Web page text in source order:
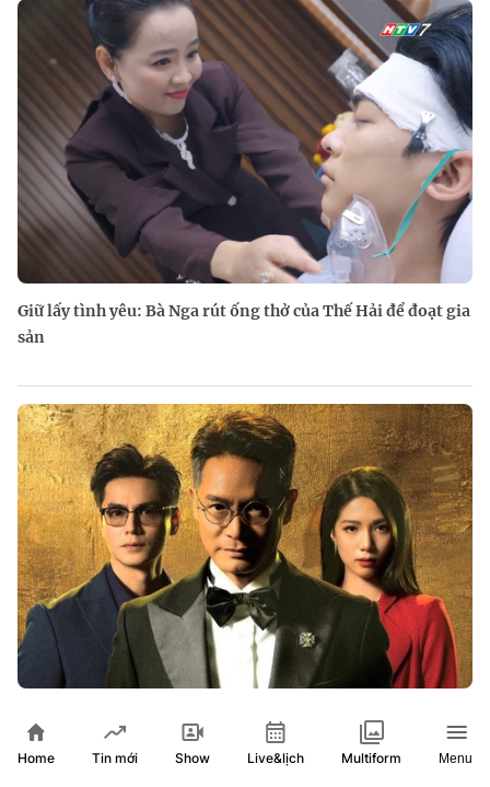
Giữ lấy tình yêu: Bà Nga rút ống thở của Thế Hải để đoạt gia
sản
Rừng vàng: Cuộc chiến gia tộc phía sau khối tài sản tỉ đô
Home Tin mới Show Live&lịch Multiform Menu